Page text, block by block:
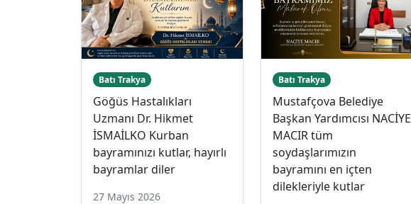
Batı Trakya
Göğüs Hastalıkları
Uzmanı Dr. Hikmet
İSMAİLKO Kurban
bayramınızı kutlar, hayırlı
bayramlar diler
27 Mayıs 2026
Batı Trakya
Mustafçova Belediye
Başkan Yardımcısı NACİYE
MACIR tüm
soydaşlarımızın
bayramını en içten
dilekleriyle kutlar